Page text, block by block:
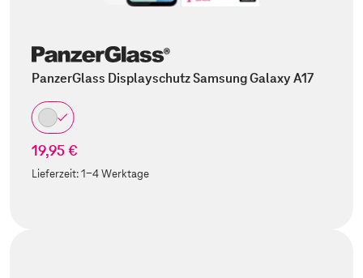
PanzerGlass Displayschutz Samsung Galaxy A17
19,95 €
Lieferzeit:1-4 Werktage